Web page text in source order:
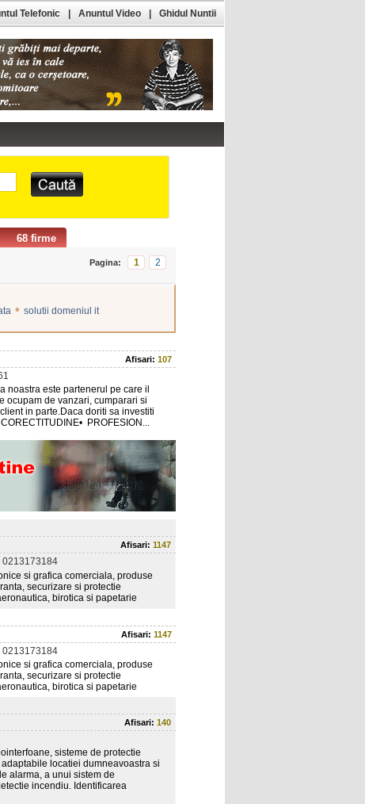
68 firme
Pagina: 1 2
• solutii domeniul it
Afisari: 107
noastra este partenerul pe care il
ocupam de vanzari, cumparari si
in parte.Daca doriti sa investiti
PROFESION...
Afisari: 1147
si grafica comerciala, produse
securizare si protectie
birotica si papetarie
Afisari: 1147
si grafica comerciala, produse
securizare si protectie
birotica si papetarie
Afisari: 140
sisteme de protectie
locatiei dumneavoastra si
alarma, a unui sistem de
incendiu. Identificarea
Telefonic Anuntul Video Ghidul Nuntii